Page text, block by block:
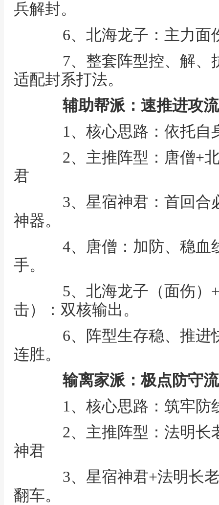
兵解封。
6、北海龙子：主力面
7、整套阵型控、解、
适配封系打法。
辅助帮派：速推进攻流
1、核心思路：依托自
2、主推阵型：唐僧+北
君
3、星宿神君：首回合
神器。
4、唐僧：加防、稳血
手。
5、北海龙子（面伤）+
击）：双核输出。
6、阵型生存稳、推进
连胜。
输离家派：极点防守流
1、核心思路：筑牢防
2、主推阵型：法明长
神君
3、星宿神君+法明长老
翻车。